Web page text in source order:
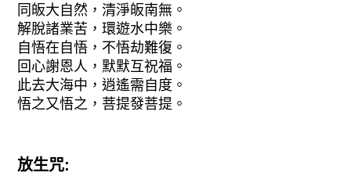
同皈大自然，清淨皈南無。
解脫諸業苦，環遊水中樂。
自悟在自悟，不悟劫難復。
回心謝恩人，默默互祝福。
此去大海中，逍遙需自度。
悟之又悟之，菩提發菩提。
放生咒: